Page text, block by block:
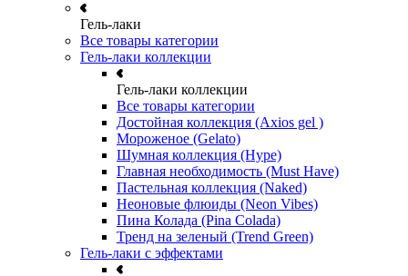
Гель-лаки
Все товары категории
Гель-лаки коллекции
Гель-лаки коллекции
Все товары категории
Достойная коллекция (Axios gel )
Мороженое (Gelato)
Шумная коллекция (Hype)
Главная необходимость (Must Have)
Пастельная коллекция (Naked)
Неоновые флюиды (Neon Vibes)
Пина Колада (Pina Colada)
Тренд на зеленый (Trend Green)
Гель-лаки с эффектами